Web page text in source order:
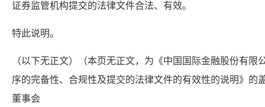
证券监管机构提交的法律文件合法、有效。
特此说明。
（以下无正文）（本页无正文，为《中国国际金融股份有限
序的完备性、合规性及提交的法律文件的有效性的说明》的
董事会